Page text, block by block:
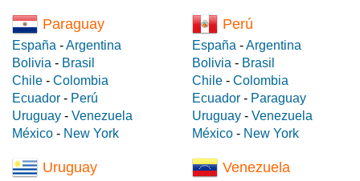
Paraguay
España -Argentina
Bolivia - Brasil
Chile - Colombia
Ecuador - Perú
Uruguay - Venezuela
México - New York
Perú
España -Argentina
Bolivia - Brasil
Chile - Colombia
Ecuador - Paraguay
Uruguay - Venezuela
México - New York
Uruguay Venezuela